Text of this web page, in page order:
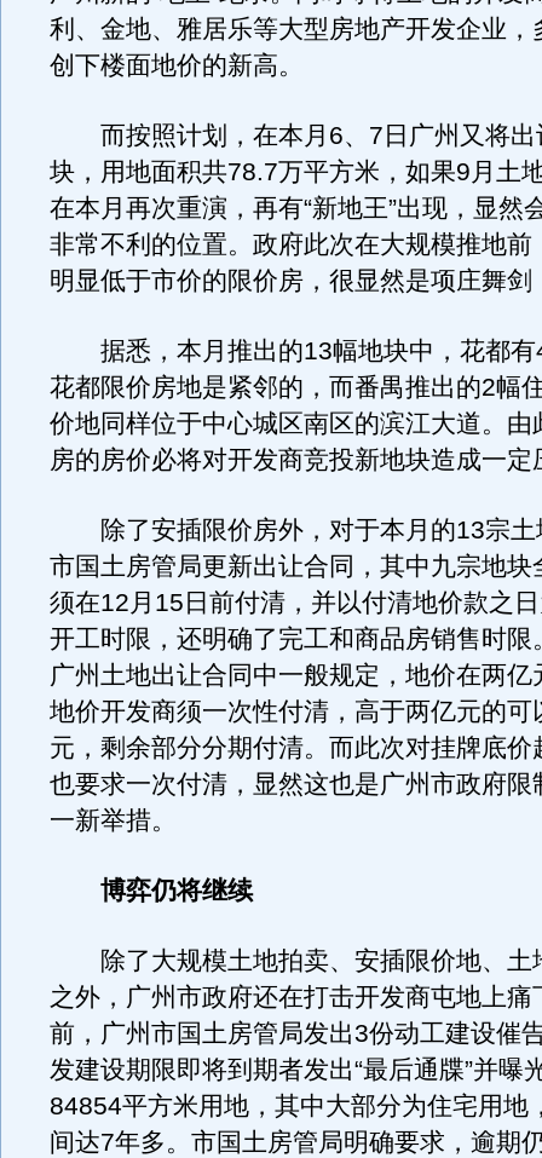
利、金地、雅居乐等大型房地产开发企业，
创下楼面地价的新高。
而按照计划，在本月6、7日广州又将出
块，用地面积共78.7万平方米，如果9月土
在本月再次重演，再有“新地王”出现，显然
非常不利的位置。政府此次在大规模推地前
明显低于市价的限价房，很显然是项庄舞剑
据悉，本月推出的13幅地块中，花都有
花都限价房地是紧邻的，而番禺推出的2幅
价地同样位于中心城区南区的滨江大道。由
房的房价必将对开发商竞投新地块造成一定
除了安插限价房外，对于本月的13宗土
市国土房管局更新出让合同，其中九宗地块
须在12月15日前付清，并以付清地价款之
开工时限，还明确了完工和商品房销售时限
广州土地出让合同中一般规定，地价在两亿
地价开发商须一次性付清，高于两亿元的可
元，剩余部分分期付清。而此次对挂牌底价
也要求一次付清，显然这也是广州市政府限
一新举措。
博弈仍将继续
除了大规模土地拍卖、安插限价地、土
之外，广州市政府还在打击开发商屯地上痛
前，广州市国土房管局发出3份动工建设催
发建设期限即将到期者发出“最后通牒”并曝
84854平方米用地，其中大部分为住宅用地
间达7年多。市国土房管局明确要求，逾期